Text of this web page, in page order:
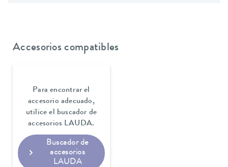
Accesorios compatibles
Para encontrar el
accesorio adecuado,
utilice el buscador de
accesorios LAUDA.
Buscador de
accesorios
LAUDA